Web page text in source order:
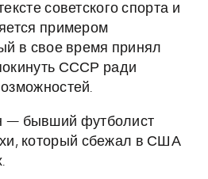
советского спорта и
примером
в свое время принял
СССР ради
— бывший футболист
который сбежал в США